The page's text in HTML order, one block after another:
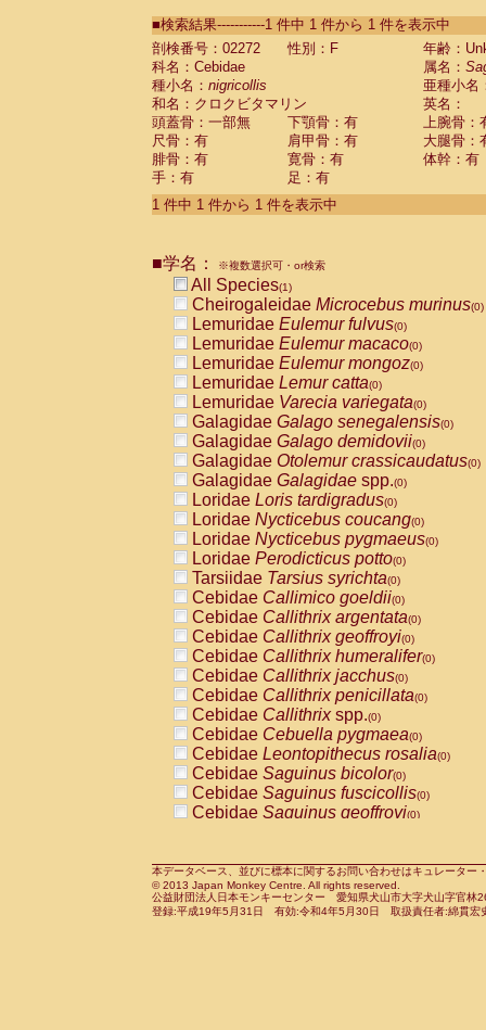
CebidaeSaguinus labiatus(0)
Cebidae Saguinus leucopus (0)
Cebidae
CebidaeSaguinus mystax
CebidaeSaguinus nigricollis (1)
Cebidae Saguinus oedipus
Cebidae Saguinus weddelli
Cebidae Saguinusspp.
Cebidae Aotus trivirgatus
Cebidae Cebus albifrons
CebidaeCebus nigrivittatus
CebidaeCebus
CebidaeSaimiri boliviensis(0)
CebidaeSaimiri sciureus(0)
AtelidaeAlouatta caraya(0)
AtelidaeAlouatta fusca(0)
AtelidaeAlouatta seniculus
AtelidaeAlouattaspp.(0)
AtelidaeAteles belzebuth(0)
AtelidaeAteles geoffroyi(0)
AtelidaeAteles paniscus(0)
AtelidaeAtelesspp.(0)
Atelidae Lagothrix lagothricha
AtelidaeLagothrix lagothricha cana
PitheciidaeCacajao calvus
PitheciidaeCallicebus cupreus
PitheciidaeCallicebus donacophilus
PitheciidaeCallicebus moloch
PitheciidaeCallicebus torquatus
PitheciidaeCallicebusspp.(0)
PitheciidaeChiropotes satanas(0)
PitheciidaePithecia monachus
PitheciidaePithecia pithecia(0)
CercopithecidaeCercocebus agilis
CercopithecidaeCercocebus
CercopithecidaeCercocebus
CercopithecidaeCercocebus
CercopithecidaeCercocebus
CercopithecidaeCercocebushybrid
CercopithecidaePapio anubis(0)
CercopithecidaePapio cynocephalus
CercopithecidaePapio hamadryas(0)
■検索結果-----------1 件中 1 件から 1 件を表示中
剖検番号：02272
性別：F
年齢：
科名：Cebidae
属名：
種小名： nigricollis
亜種小名
和名：クロクビタマリン
英名：
頭蓋骨：一部無
下顎骨：有
上腕骨：
尺骨：有
肩甲骨：有
大腿骨：
腓骨：有
寛骨：有
体幹：有
手：有
足：有
1 件中 1 件から 1 件を表示中
■学名： ※複数選択可・or検索
All Species(1)
Cheirogaleidae Microcebus murinus(0)
Lemuridae Eulemur fulvus(0)
Lemuridae Eulemur macaco(0)
Lemuridae Eulemur mongoz(0)
Lemuridae Lemur catta(0)
Lemuridae Varecia variegata(0)
Galagidae Galago senegalensis(0)
Galagidae Galago demidovii(0)
Galagidae Otolemur crassicaudatus(0)
Galagidae Galagidae spp.(0)
Loridae Loris tardigradus(0)
Loridae Nycticebus coucang(0)
Loridae Nycticebus pygmaeus(0)
Loridae Perodicticus potto(0)
Tarsiidae Tarsius syrichta(0)
Cebidae Callimico goeldii(0)
Cebidae Callithrix argentata(0)
Cebidae Callithrix geoffroyi(0)
Cebidae Callithrix humeralifer(0)
Cebidae Callithrix jacchus(0)
Cebidae Callithrix penicillata(0)
Cebidae Callithrixspp.(0)
Cebidae Cebuella pygmaea(0)
Cebidae Leontopithecus rosalia(0)
Cebidae Saguinus bicolor(0)
Cebidae Saguinus fuscicollis(0)
Cebidae Saguinus geoffroyi(0)
CebidaeSaguinus leucopus(0)
CebidaeSaguinus midas(0)
Cebidae Saguinus mystax(0)
本データベース、並びに標本に関するお問い合わせはキュレータ
© 2013 Japan Monkey Centre. All rights reserved.
公益財団法人日本モンキーセンター 愛知県犬山市大字犬山字官
登録:平成19年5月31日 有効:令和4年5月30日 取扱責任者:綿貫宏